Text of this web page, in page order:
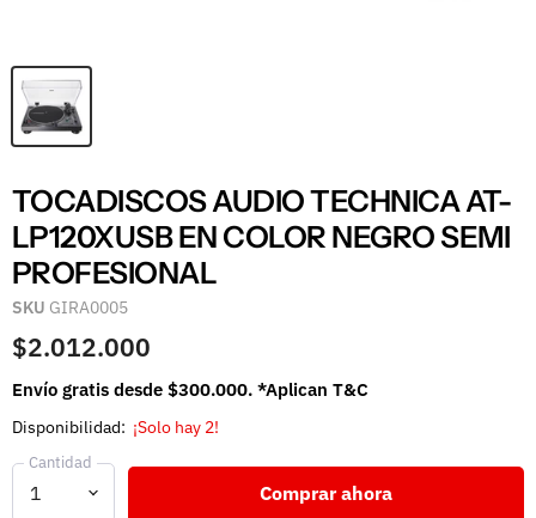
TOCADISCOS AUDIO TECHNICA AT-
LP120XUSB EN COLOR NEGRO SEMI
PROFESIONAL
SKU GIRA0005
$2.012.000
Envío gratis desde $300.000. *Aplican T&C
Disponibilidad: ¡Solo hay 2!
Cantidad
Comprar ahora